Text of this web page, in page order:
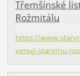
Třemšínské
Rožmitálu
https://
venuji-staremu-